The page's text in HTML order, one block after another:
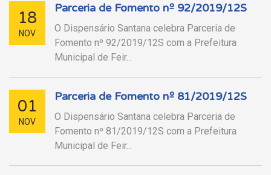
18
NOV
Parceria de Fomento nº 92/2019/12S
O Dispensário Santana celebra Parceria de
Fomento nº 92/2019/12S com a Prefeitura
Municipal de Feir...
01
NOV
Parceria de Fomento nº 81/2019/12S
O Dispensário Santana celebra Parceria de
Fomento nº 81/2019/12S com a Prefeitura
Municipal de Feir...